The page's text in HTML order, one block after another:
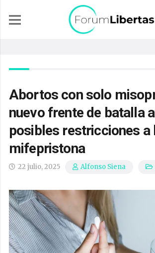
Abortos con solo
nuevo frente de batalla
posibles restricciones a
mifepristona
22 julio, 2025 Alfonso Siena